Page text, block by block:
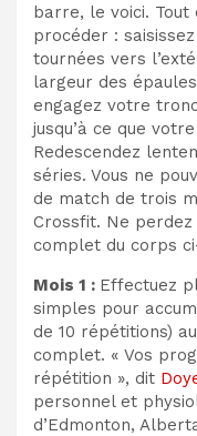
barre, le voici. Tout
procéder :
tournées vers
largeur des
engagez votre
jusqu’à ce que
Redescendez
séries. Vous ne
de match de trois
Crossfit. Ne
complet du corps
Mois 1 : Effectuez
simples pour
de 10 répétitions)
complet. « Vos
répétition », dit
personnel et
d’Edmonton,